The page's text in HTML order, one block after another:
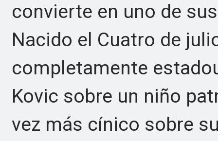
convierte en uno de
Nacido el Cuatro de
completamente
Kovic sobre un niño
vez más cínico sobre